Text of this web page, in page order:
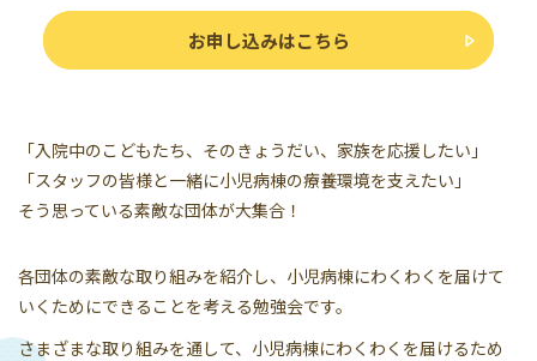
お申し込みはこちら
「入院中のこどもたち、そのきょうだい、家族を応援したい」
「スタッフの皆様と一緒に小児病棟の療養環境を支えたい」
そう思っている素敵な団体が大集合！
各団体の素敵な取り組みを紹介し、小児病棟にわくわくを届けて
いくためにできることを考える勉強会です。
さまざまな取り組みを通して、小児病棟にわくわくを届けるため